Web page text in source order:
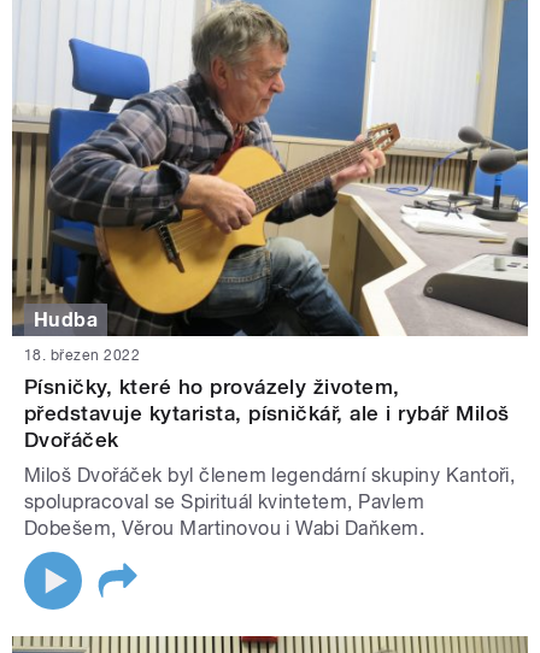
Hudba
18. březen 2022
Písničky, které ho provázely životem,
představuje kytarista, písničkář, ale i rybář Miloš
Dvořáček
Miloš Dvořáček byl členem legendární skupiny Kantoři,
spolupracoval se Spirituál kvintetem, Pavlem
Dobešem, Věrou Martinovou i Wabi Daňkem.